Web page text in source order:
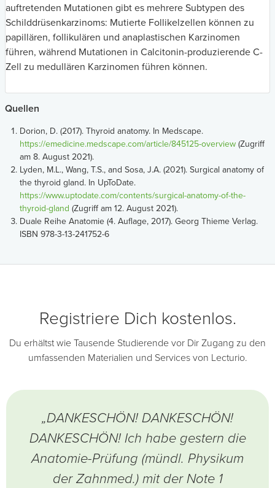
auftretenden Mutationen gibt es mehrere Subtypen des
Schilddrüsenkarzinoms: Mutierte Follikelzellen können zu
papillären, follikulären und anaplastischen Karzinomen
führen, während Mutationen in Calcitonin-produzierende C-
Zell zu medullären Karzinomen führen können.
Quellen
Dorion, D. (2017). Thyroid anatomy. In Medscape.
https://emedicine.medscape.com/article/845125-overview (Zugriff
am 8. August 2021).
Lyden, M.L., Wang, T.S., and Sosa, J.A. (2021). Surgical anatomy of
the thyroid gland. In UpToDate.
https://www.uptodate.com/contents/surgical-anatomy-of-the-
thyroid-gland (Zugriff am 12. August 2021).
Duale Reihe Anatomie (4. Auflage, 2017). Georg Thieme Verlag.
ISBN 978-3-13-241752-6
Registriere Dich kostenlos.
Du erhältst wie Tausende Studierende vor Dir Zugang zu den
umfassenden Materialien und Services von Lecturio.
„DANKESCHÖN! DANKESCHÖN!
DANKESCHÖN! Ich habe gestern die
Anatomie-Prüfung (mündl. Physikum
der Zahnmed.) mit der Note 1